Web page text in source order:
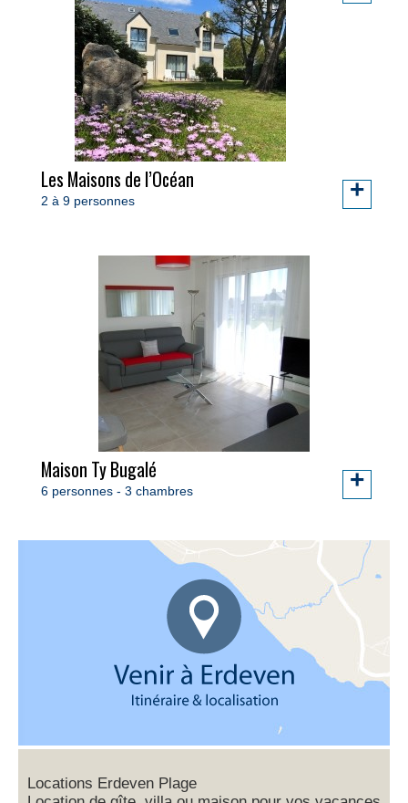
Les Maisons de l’Océan
2 à 9 personnes +
Maison Ty Bugalé
6 personnes - 3 chambres +
Locations Erdeven Plage